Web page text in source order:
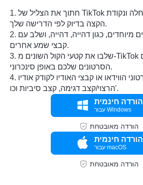
1. חתוך את הצליל של TikTok עם נקודת ההתחלה ונקודת
הקצה בדיוק לפי הדרישה שלך.
2. החל אפקטים קוליים מיוחדים, כגון דהייה, דהייה, ושלב עם
קבצי שמע אחרים.
3. שלבו את קטעי הקול השונים מ-TikTok כדי שישתלבו עם
הסרטונים שלכם באופן סינכרוני.
4. המר את סרטוני הווידאו או קבצי האודיו לקודק אודיו
הרצוי/קצב דגימה, קצב סיביות וכו'.
הורדה חינמית
עבור Windows
הורדה מאובטחת
הורדה חינמית
עבור macOS
הורדה מאובטחת